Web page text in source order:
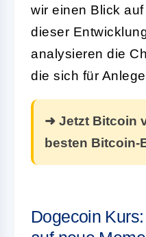
wir einen Blick
dieser
analysieren die
die sich für
➜ Jetzt Bitcoin
besten Bitcoin-
Dogecoin